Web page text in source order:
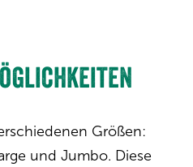
Größen:
und Jumbo. Diese